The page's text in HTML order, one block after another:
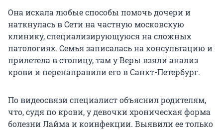
Она искала любые способы помочь дочери и
наткнулась в Сети на частную московскую
клинику, специализирующуюся на сложных
патологиях. Семья записалась на консультацию и
прилетела в столицу, там у Веры взяли анализ
крови и перенаправили его в Санкт-Петербург.
По видеосвязи специалист объяснил родителям,
что, судя по крови, у девочки хроническая форма
болезни Лайма и коинфекции. Выявили ее только